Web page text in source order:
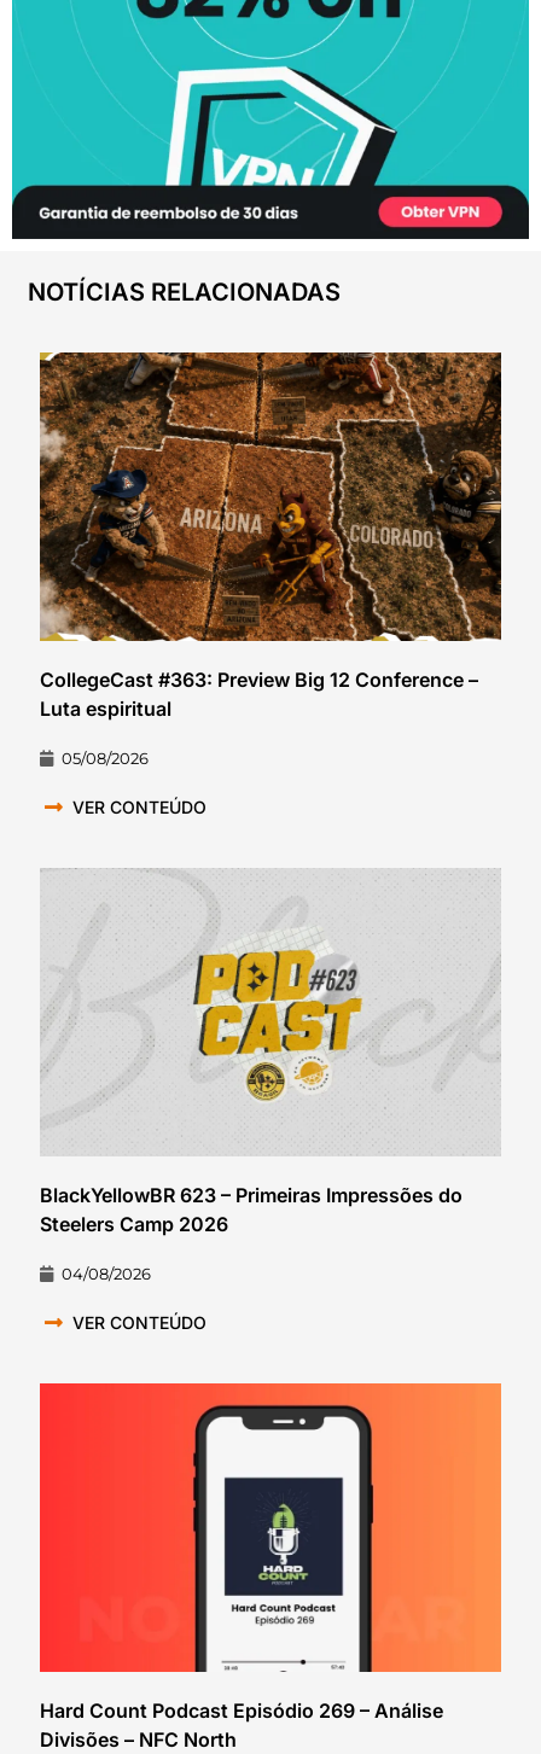
NOTÍCIAS RELACIONADAS
CollegeCast #363: Preview Big 12 Conference –
Luta espiritual
05/08/2026
VER CONTEÚDO
BlackYellowBR 623 – Primeiras Impressões do
Steelers Camp 2026
04/08/2026
VER CONTEÚDO
Hard Count Podcast Episódio 269 – Análise
Divisões – NFC North